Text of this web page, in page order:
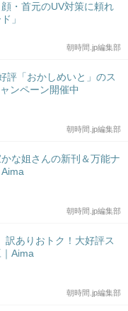
・首元のUV対策に頼れ
」
朝時間.jp編集部
評「おかしめいと」のス
ンペーン開催中
朝時間.jp編集部
な姐さんの新刊＆万能ナ
朝時間.jp編集部
訳ありおトク！大好評ス
Aima
朝時間.jp編集部